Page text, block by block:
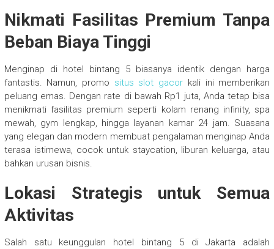
Nikmati Fasilitas Premium Tanpa
Beban Biaya Tinggi
Menginap di hotel bintang 5 biasanya identik dengan harga
fantastis. Namun, promo situs slot gacor kali ini memberikan
peluang emas. Dengan rate di bawah Rp1 juta, Anda tetap bisa
menikmati fasilitas premium seperti kolam renang infinity, spa
mewah, gym lengkap, hingga layanan kamar 24 jam. Suasana
yang elegan dan modern membuat pengalaman menginap Anda
terasa istimewa, cocok untuk staycation, liburan keluarga, atau
bahkan urusan bisnis.
Lokasi Strategis untuk Semua
Aktivitas
Salah satu keunggulan hotel bintang 5 di Jakarta adalah